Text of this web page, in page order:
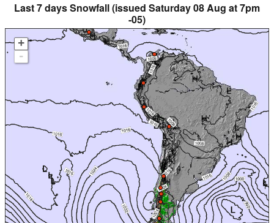
Last 7 days Snowfall (issued Saturday 08 Aug at 7pm
-05)
+
-